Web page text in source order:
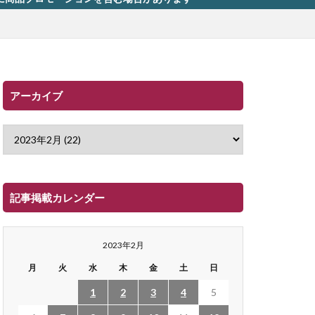
アーカイブ
記事掲載カレンダー
2023年2月
月 火 水 木 金 土 日
1 2 3 4 5